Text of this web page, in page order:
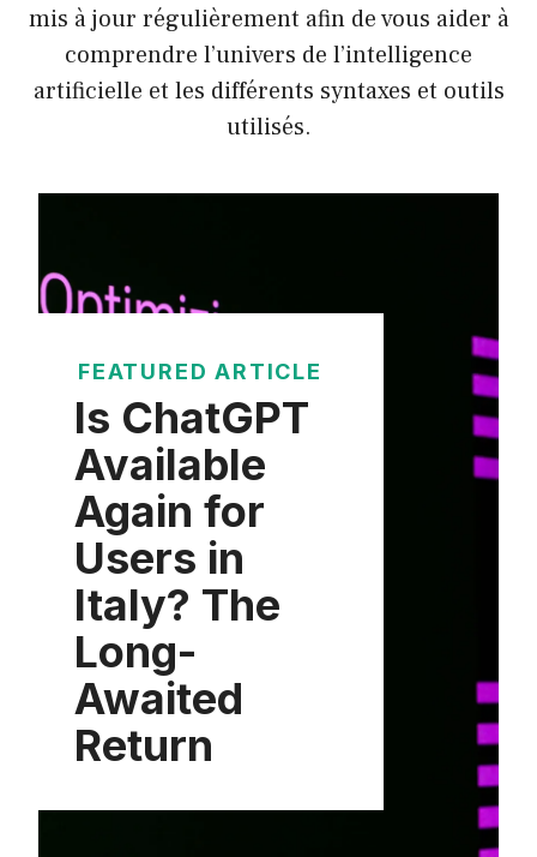
mis à jour régulièrement afin de vous aider à
comprendre l’univers de l’intelligence
artificielle et les différents syntaxes et outils
utilisés.
FEATURED ARTICLE
Is ChatGPT
Available
Again for
Users in
Italy? The
Long-
Awaited
Return